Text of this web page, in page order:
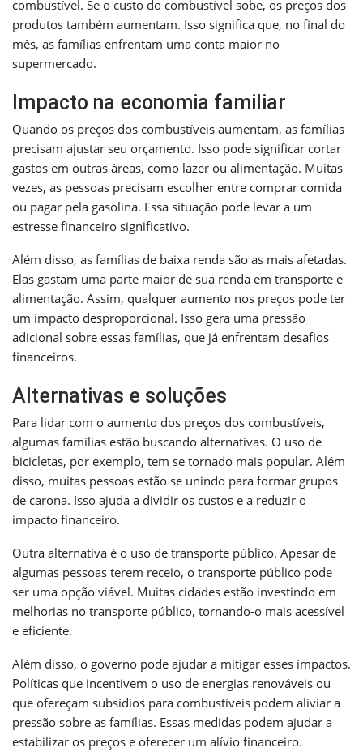
combustível. Se o custo do combustível sobe, os preços dos
produtos também aumentam. Isso significa que, no final do
mês, as famílias enfrentam uma conta maior no
supermercado.
Impacto na economia familiar
Quando os preços dos combustíveis aumentam, as famílias
precisam ajustar seu orçamento. Isso pode significar cortar
gastos em outras áreas, como lazer ou alimentação. Muitas
vezes, as pessoas precisam escolher entre comprar comida
ou pagar pela gasolina. Essa situação pode levar a um
estresse financeiro significativo.
Além disso, as famílias de baixa renda são as mais afetadas.
Elas gastam uma parte maior de sua renda em transporte e
alimentação. Assim, qualquer aumento nos preços pode ter
um impacto desproporcional. Isso gera uma pressão
adicional sobre essas famílias, que já enfrentam desafios
financeiros.
Alternativas e soluções
Para lidar com o aumento dos preços dos combustíveis,
algumas famílias estão buscando alternativas. O uso de
bicicletas, por exemplo, tem se tornado mais popular. Além
disso, muitas pessoas estão se unindo para formar grupos
de carona. Isso ajuda a dividir os custos e a reduzir o
impacto financeiro.
Outra alternativa é o uso de transporte público. Apesar de
algumas pessoas terem receio, o transporte público pode
ser uma opção viável. Muitas cidades estão investindo em
melhorias no transporte público, tornando-o mais acessível
e eficiente.
Além disso, o governo pode ajudar a mitigar esses impactos.
Políticas que incentivem o uso de energias renováveis ou
que ofereçam subsídios para combustíveis podem aliviar a
pressão sobre as famílias. Essas medidas podem ajudar a
estabilizar os preços e oferecer um alívio financeiro.